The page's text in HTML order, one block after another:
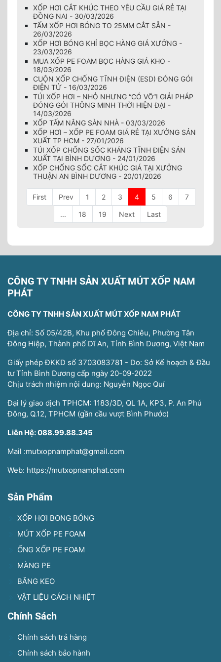
XỐP HƠI CẮT KHÚC THEO YÊU CẦU GIÁ RẺ TẠI
ĐỒNG NAI - 30/03/2026
TẤM XỐP HƠI BÓNG TO 25MM CẮT SẴN -
26/03/2026
XỐP HƠI BÓNG KHÍ BỌC HÀNG GIÁ XƯỞNG -
23/03/2026
MUA XỐP PE FOAM BỌC HÀNG GIÁ KHO -
18/03/2026
CUỘN XỐP CHỐNG TĨNH ĐIỆN (ESD) ĐÓNG GÓI
ĐIỆN TỬ - 16/03/2026
TÚI XỐP HƠI – NHỎ NHƯNG “CÓ VÕ”! GIẢI PHÁP
ĐÓNG GÓI THÔNG MINH THỜI HIỆN ĐẠI -
14/03/2026
XỐP TẤM NÂNG SÀN NHÀ - 03/03/2026
XỐP HƠI – XỐP PE FOAM GIÁ RẺ TẠI XƯỞNG SẢN
XUẤT TP HCM - 27/01/2026
TÚI XỐP CHỐNG SỐC KHÁNG TĨNH ĐIỆN SẢN
XUẤT TẠI BÌNH DƯƠNG - 24/01/2026
XỐP CHỐNG SỐC CẮT KHÚC GIÁ TẠI XƯỞNG
THUẬN AN BÌNH DƯƠNG - 20/01/2026
First Prev 1 2 3 4 5 6 7
... 18 19 Next Last
CÔNG TY TNHH SẢN XUẤT MÚT XỐP NAM
PHÁT
CÔNG TY TNHH SẢN XUẤT MÚT XỐP NAM PHÁT
Địa chỉ: Số 05/42B, Khu phố Đông Chiêu, Phường Tân
Đông Hiệp, Thành phố Dĩ An, Tỉnh Bình Dương, Việt Nam
Giấy phép ĐKKD số 3703083781 - Do: Sở Kế hoạch & Đầu
tư Tỉnh Bình Dương cấp ngày 20-09-2022
Chịu trách nhiệm nội dung: Nguyễn Ngọc Quí
Đại lý giao dịch TPHCM: 1183/3D, QL 1A, KP3, P. An Phú
Đông, Q.12, TPHCM (gần cầu vượt Bình Phước)
Liên Hệ: 088.99.88.345
Mail :mutxopnamphat@gmail.com
Web: https://mutxopnamphat.com
Sản Phẩm
XỐP HƠI BONG BÓNG
MÚT XỐP PE FOAM
ỐNG XỐP PE FOAM
MÀNG PE
BĂNG KEO
VẬT LIỆU CÁCH NHIỆT
Chính Sách
Chính sách trả hàng
Chính sách bảo hành